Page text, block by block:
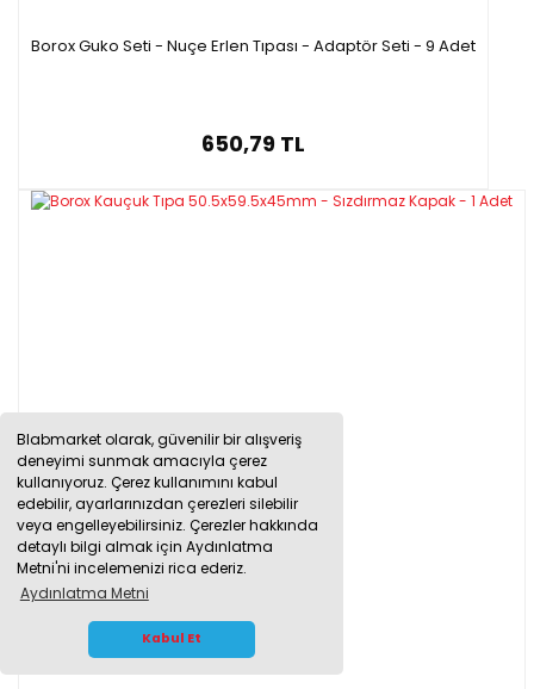
Blabmarket olarak, güvenilir bir alışveriş
deneyimi sunmak amacıyla çerez
kullanıyoruz. Çerez kullanımını kabul
edebilir, ayarlarınızdan çerezleri silebilir
veya engelleyebilirsiniz. Çerezler hakkında
detaylı bilgi almak için Aydınlatma
Metni'ni incelemenizi rica ederiz.
Aydınlatma Metni
Kabul Et
Borox Guko Seti - Nuçe Erlen Tıpası - Adaptör Seti - 9 Adet
650,79 TL
WHATSAPP İLETİŞİM